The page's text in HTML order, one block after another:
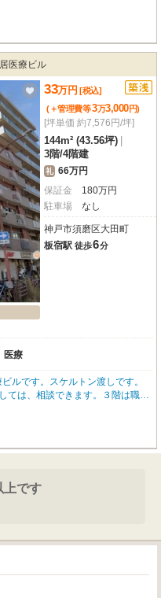
階：整骨院・クリニック事務所。
ナー様のご希望によりこちらに
医療ビル
33万円 [税込]
(＋管理費等3万3,000円)
[坪単価 約7,576円/坪]
144m² (43.56坪)
3階/4階建
礼 66万円
保証金
180万円
駐車場
なし
神戸市須磨区大田町
板宿駅 徒歩6分
医療
ルです。スケルトン渡しです。
ては、相談できます。３階は職種
です。1階：外科・整形外科・皮
望など、お気軽にご相談くださ
していない物件のご紹介も可能
上です